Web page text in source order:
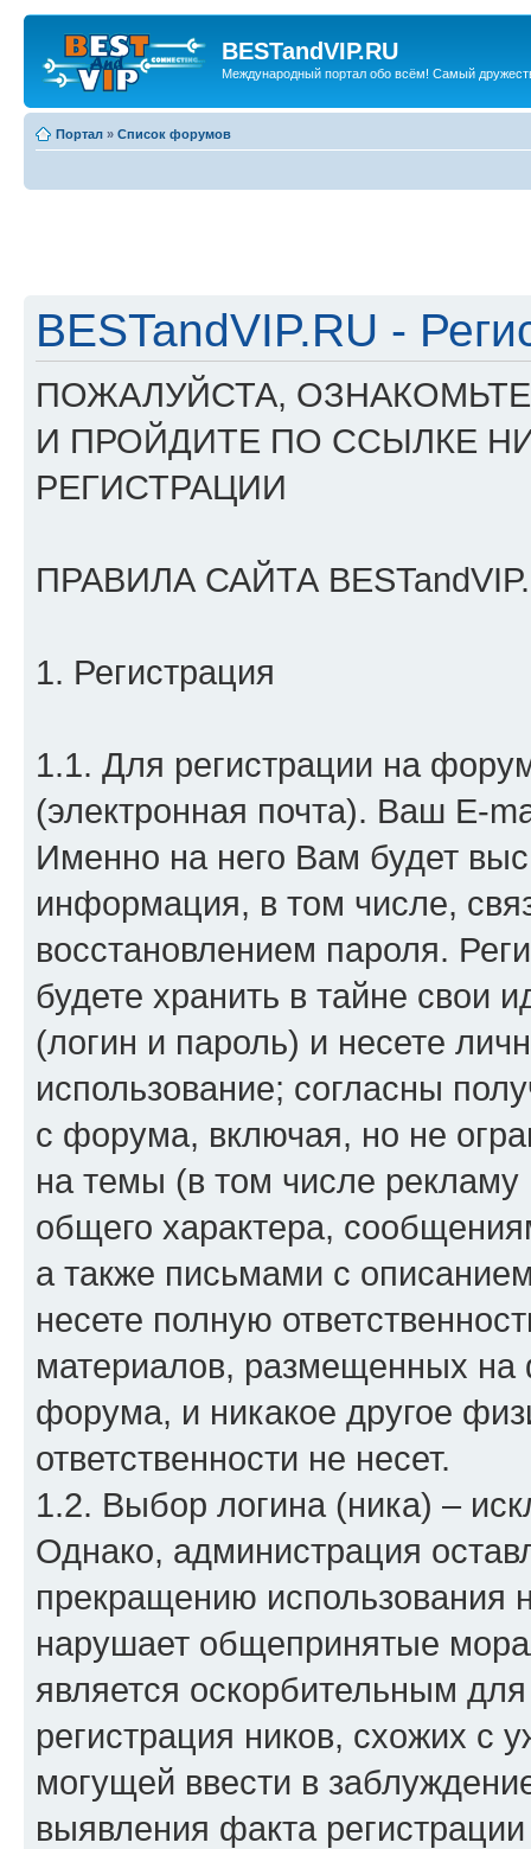
BESTandVIP.RU
Международный портал обо всём! Самый
Портал » Список форумов
BESTandVIP.RU -
ПОЖАЛУЙСТА,
И ПРОЙДИТЕ ПО ССЫЛКЕ
РЕГИСТРАЦИИ
ПРАВИЛА САЙТА
1. Регистрация
1.1. Для регистрации на
(электронная почта). Ваш E-
Именно на него Вам будет
информация, в том числе,
восстановлением пароля.
будете хранить в тайне свои
(логин и пароль) и несете
использование; согласны
с форума, включая, но не
на темы (в том числе
общего характера,
а также письмами с
несете полную
материалов, размещенных
форума, и никакое другое
ответственности не несет.
1.2. Выбор логина (ника) –
Однако, администрация
прекращению использования
нарушает общепринятые
является оскорбительным
регистрация ников, схожих
могущей ввести в
выявления факта